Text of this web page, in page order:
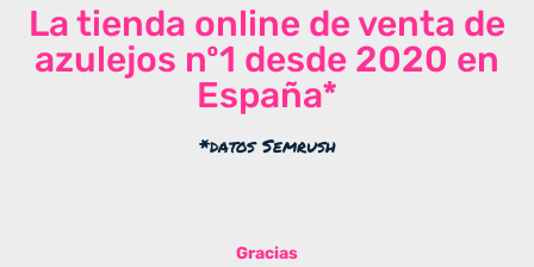
La tienda online de venta de
azulejos nº1 desde 2020 en
España*
*datos Semrush
Gracias